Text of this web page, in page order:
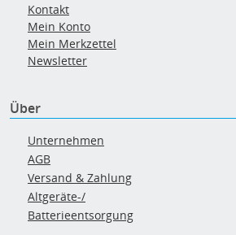
Kontakt
Mein Konto
Mein Merkzettel
Newsletter
Über
Unternehmen
AGB
Versand & Zahlung
Altgeräte-/
Batterieentsorgung